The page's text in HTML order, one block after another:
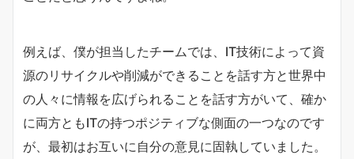
例えば、僕が担当したチームでは、IT技術によって資
源のリサイクルや削減ができることを話す方と世界中
の人々に情報を広げられることを話す方がいて、確か
に両方ともITの持つポジティブな側面の一つなのです
が、最初はお互いに自分の意見に固執していました。